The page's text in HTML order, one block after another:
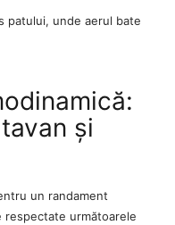
patului, unde aerul bate
și
un randament
respectate următoarele